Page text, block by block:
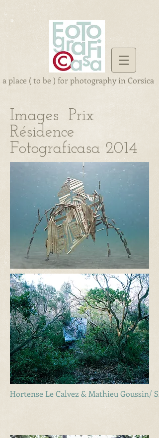
a place ( to be ) for photography in Corsica
Images Prix
Résidence
Fotograficasa 2014
Hortense Le Calvez & Mathieu Goussin/